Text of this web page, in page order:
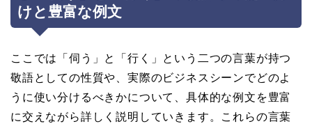
けと豊富な例文
ここでは「伺う」と「行く」という二つの言葉が持つ
敬語としての性質や、実際のビジネスシーンでどのよ
うに使い分けるべきかについて、具体的な例文を豊富
に交えながら詳しく説明していきます。これらの言葉